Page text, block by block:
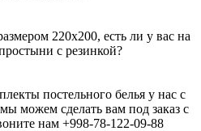
220х200, есть ли у вас на
с резинкой?
постельного белья у нас с
можем сделать вам под заказ с
нам +998-78-122-09-88